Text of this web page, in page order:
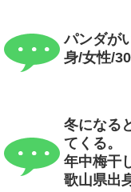
パンダが
身/女性/30
冬になる
てくる。
年中梅干
歌山県出